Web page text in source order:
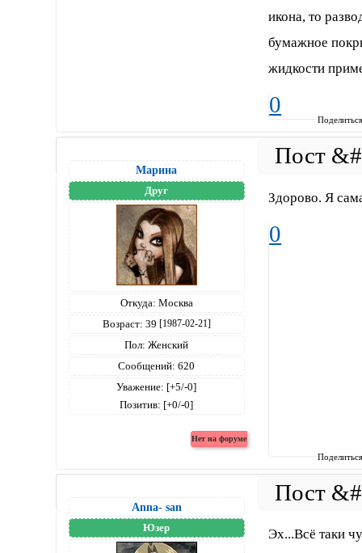
икона, то
бумажное
жидкости
0
Марина
Друг
Откуда: Москва
Возраст: 39 [1987-02-21]
Пол: Женский
Сообщений: 620
Уважение: [+5/-0]
Позитив: [+0/-0]
Здорово. Я
0
Anna- san
Юзер
Эх...Всё таки